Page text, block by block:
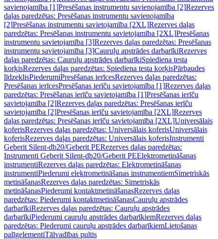
savienojamība [1]Presēšanas instrumentu savienojamība [2]Rezerves
daļas paredzētas: Presēšanas instrumentu savienojamība
[2]Presēšanas instrumentu savietojamība [2XL]Rezerves daļas
paredzētas: Presēšanas instrumentu savietojamība [2XL]Presēšanas
instrumentu savietojamība [3]Rezerves daļas paredzētas: Presēšanas
instrumentu savietojamība [3]Cauruļu apstrādes darbarīkiRezerves
daļas paredzētas: Cauruļu apstrādes darbarīkiSpiediena testa
korķisRezerves daļas paredzētas: Spiediena testa korķisPārbaudes
līdzeklisPiederumiPresēšanas ierīcesRezerves daļas paredzētas:
Presēšanas ierīcesPresēšanas ierīču savietojamība [1]Rezerves daļas
paredzētas: Presēšanas ierīču savietojamība [1]Presēšanas ierīču
savietojamība [2]Rezerves daļas paredzētas: Presēšanas ierīču
savietojamība [2]Presēšanas ierīču savietojamība [2XL]Rezerves
daļas paredzētas: Presēšanas ierīču savietojamība [2XL]Universālais
koferisRezerves daļas paredzētas: Universālais koferisUniversālais
koferisRezerves daļas paredzētas: Universālais koferisInstrumenti
Geberit Silent-db20/Geberit PERezerves daļas paredzētas:
Instrumenti Geberit Silent-db20/Geberit PEElektrometināšanas
instrumentiRezerves daļas paredzētas: Elektrometināšanas
instrumentiPiederumi elektrometināšanas instrumentiemSimetriskās
metināšanasRezerves daļas paredzētas: Simetriskās
metināšanasPiederumi kontaktmetināšanasRezerves daļas
paredzētas: Piederumi kontaktmetināšanasCauruļu apstrādes
darbarīkiRezerves daļas paredzētas: Cauruļu apstrādes
darbarīkiPiederumi cauruļu apstrādes darbarīkiemRezerves daļas
paredzētas: Piederumi cauruļu apstrādes darbarīkiemLietošanas
palīgelementiTālvadības pultis